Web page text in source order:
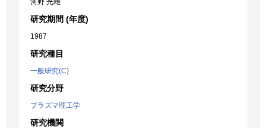
河野 光雄
研究期間 (年度)
1987
研究種目
一般研究(C)
研究分野
プラズマ理工学
研究機関